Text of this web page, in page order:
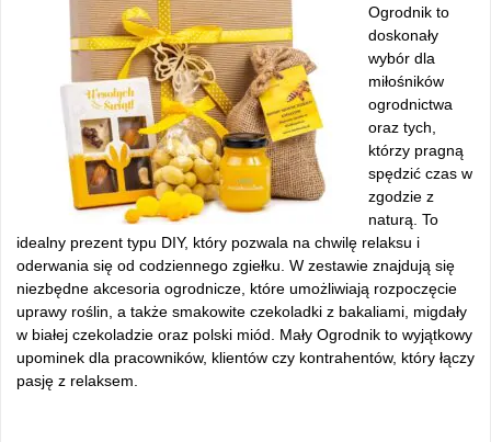
Ogrodnik to
doskonały
wybór dla
miłośników
ogrodnictwa
oraz tych,
którzy pragną
spędzić czas w
zgodzie z
naturą. To
idealny prezent typu DIY, który pozwala na chwilę relaksu i
oderwania się od codziennego zgiełku. W zestawie znajdują się
niezbędne akcesoria ogrodnicze, które umożliwiają rozpoczęcie
uprawy roślin, a także smakowite czekoladki z bakaliami, migdały
w białej czekoladzie oraz polski miód. Mały Ogrodnik to wyjątkowy
upominek dla pracowników, klientów czy kontrahentów, który łączy
pasję z relaksem.